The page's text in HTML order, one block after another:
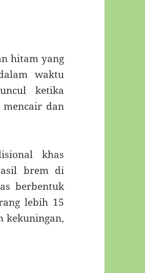
hitam yang
waktu
ketika
dan
khas
brem di
berbentuk
lebih 15
kekuningan,